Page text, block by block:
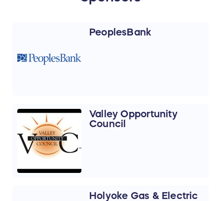
PeoplesBank
Valley Opportunity
Council
Holyoke Gas & Electric